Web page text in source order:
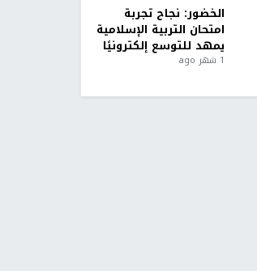
الخضور: نجاح تجربة
امتحان التربية الإسلامية
يمهد للتوسع إلكترونيًا
1 شهر ago